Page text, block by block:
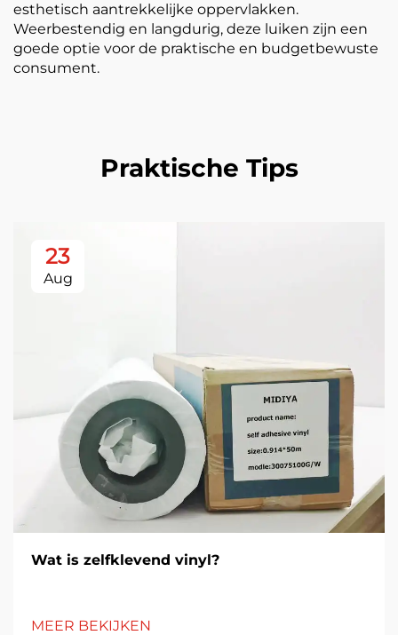
esthetisch aantrekkelijke oppervlakken.
Weerbestendig en langdurig, deze luiken zijn een
goede optie voor de praktische en budgetbewuste
consument.
Praktische Tips
23
Aug
Wat is zelfklevend vinyl?
MEER BEKIJKEN